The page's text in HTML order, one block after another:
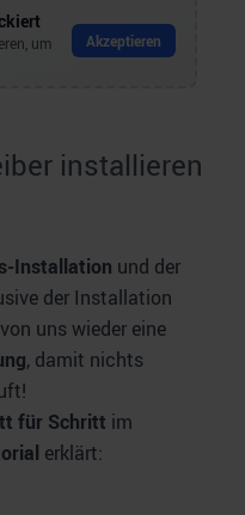
um
Akzeptieren
installieren
Installation und der
der Installation
uns wieder eine
, damit nichts
für Schritt im
erklärt: